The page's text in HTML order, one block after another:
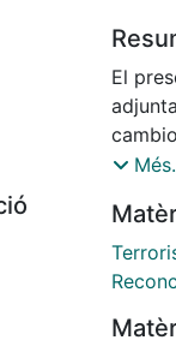
El
llamar
lleva
año